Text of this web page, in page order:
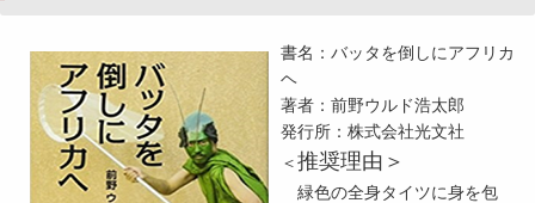
書名：バッタを倒しにアフリカ
ヘ
著者：前野ウルド浩太郎
発行所：株式会社光文社
＜推奨理由＞
緑色の全身タイツに身を包